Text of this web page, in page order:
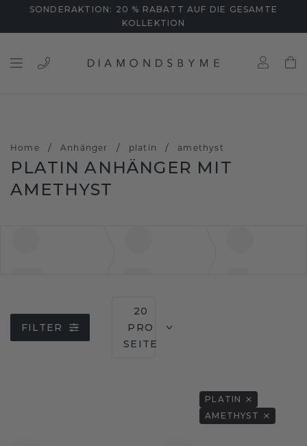
SONDERAKTION: 20 % RABATT AUF DIE GESAMTE
KOLLEKTION
Home / Anhänger / platin / amethyst
PLATIN ANHÄNGER MIT
AMETHYST
FILTER
20
PRO
SEITE
PLATIN
AMETHYST